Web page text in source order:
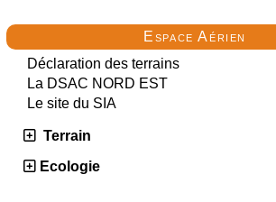
Espace Aérien
Déclaration des terrains
La DSAC NORD EST
Le site du SIA
Terrain
Ecologie